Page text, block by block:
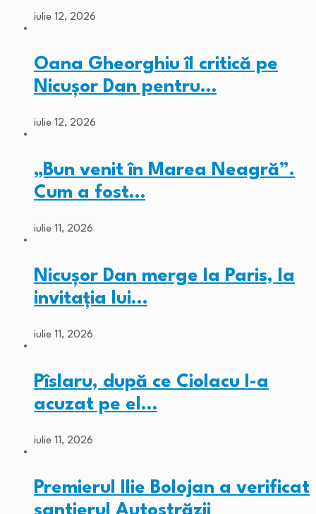
iulie 12, 2026
Oana Gheorghiu îl critică pe
Nicușor Dan pentru…
iulie 12, 2026
„Bun venit în Marea Neagră”.
Cum a fost…
iulie 11, 2026
Nicușor Dan merge la Paris, la
invitația lui…
iulie 11, 2026
Pîslaru, după ce Ciolacu l-a
acuzat pe el…
iulie 11, 2026
Premierul Ilie Bolojan a verificat
șantierul Autostrăzii